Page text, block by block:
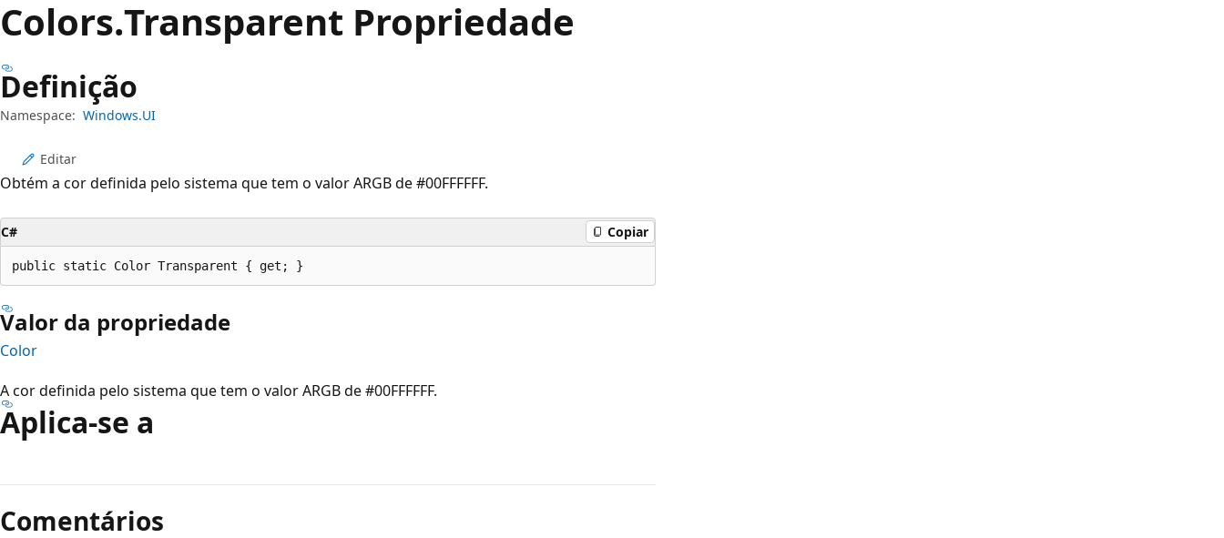
Colors.Transparent Propriedade
Definição
Namespace: Windows.UI
Editar
Obtém a cor definida pelo sistema que tem o valor ARGB de #00FFFFFF.
C# Copiar
public static Color Transparent { get; }
Valor da propriedade
Color
A cor definida pelo sistema que tem o valor ARGB de #00FFFFFF.
Aplica-se a
Comentários